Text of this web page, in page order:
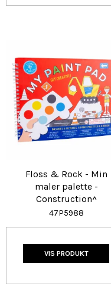
Floss & Rock - Min
maler palette -
Construction^
47P5988
VIS PRODUKT